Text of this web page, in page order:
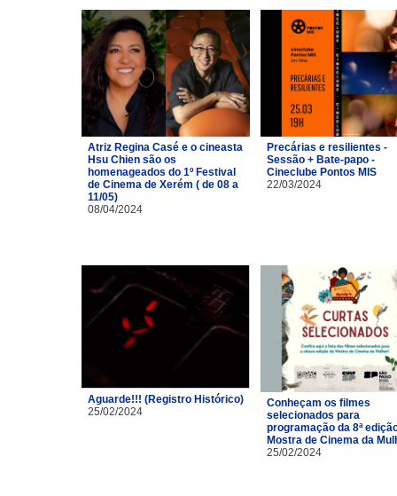
Atriz Regina Casé e o cineasta
Hsu Chien são os
homenageados do 1º Festival
de Cinema de Xerém ( de 08 a
11/05)
08/04/2024
Precárias e resilientes -
Sessão + Bate-papo -
Cineclube Pontos MIS
22/03/2024
Aguarde!!! (Registro Histórico)
25/02/2024
Conheçam os filmes
selecionados para
programação da 8ª
Mostra de Cinema da
25/02/2024